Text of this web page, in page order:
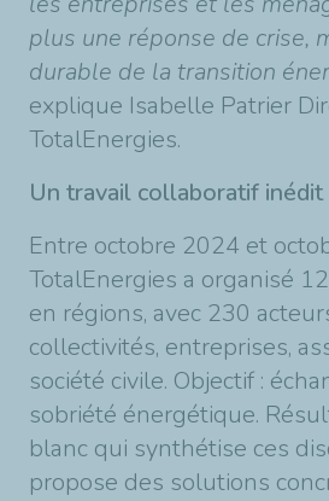
plus une réponse de crise,
durable de la transition
explique Isabelle Patrier
TotalEnergies.
Un travail collaboratif inédit
Entre octobre 2024 et
TotalEnergies a organisé
en régions, avec 230
collectivités, entreprises,
société civile. Objectif :
sobriété énergétique.
blanc qui synthétise ces
propose des solutions